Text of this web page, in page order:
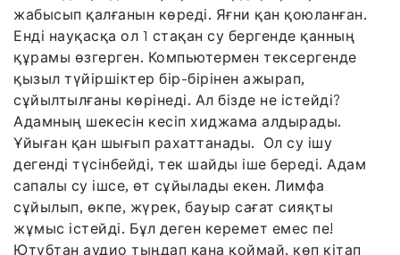
жабысып қалғанын көреді. Яғни қан қоюланған.
Енді науқасқа ол 1 стақан су бергенде қанның
құрамы өзгерген. Компьютермен тексергенде
қызыл түйіршіктер бір-бірінен ажырап,
сұйылтылғаны көрінеді. Ал бізде не істейді?
Адамның шекесін кесіп хиджама алдырады.
Ұйыған қан шығып рахаттанады. Ол су ішу
дегенді түсінбейді, тек шайды іше береді. Адам
сапалы су ішсе, өт сұйылады екен. Лимфа
сұйылып, өкпе, жүрек, бауыр сағат сияқты
жұмыс істейді. Бұл деген керемет емес пе!
Ютубтан аудио тыңдап қана қоймай, көп кітап